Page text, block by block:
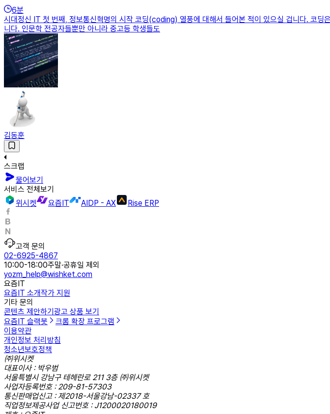
6분
시대정신 IT 첫 번째, 정보통신혁명의 시작 코딩(coding) 열풍에 대해서 들어본 적이 있으실 겁니다. 코
니다. 인문학 전공자들뿐만 아니라 중고등 학생들도
김동훈
스크랩
물어보기
서비스 전체보기
위시켓
요즘IT AIDP - AX Rise ERP
고객 문의
02-6925-4867
10:00-18:00주말·공휴일 제외
yozm_help@wishket.com
요즘IT
요즘IT 소개작가 지원
기타 문의
콘텐츠 제안하기 광고 상품 보기
요즘IT 슬랙봇
크롬 확장 프로그램
이용약관
개인정보 처리방침
청소년보호정책
㈜위시켓
대표이사 : 박우범
서울특별시 강남구 테헤란로 211 3층 ㈜위시켓
사업자등록번호 : 209-81-57303
통신판매업신고 : 제2018-서울강남-02337 호
직업정보제공사업 신고번호 : J1200020180019